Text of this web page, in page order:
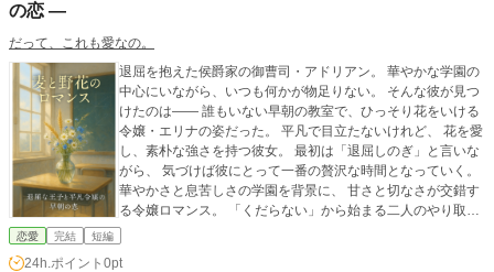
の恋 ―
だって、これも愛なの。
退屈を抱えた侯爵家の御曹司・アドリアン。 華やかな学園の
中心にいながら、いつも何かが物足りない。 そんな彼が見つ
けたのは―― 誰もいない早朝の教室で、ひっそり花をいける
令嬢・エリナの姿だった。 平凡で目立たないけれど、 花を愛
し、素朴な強さを持つ彼女。 最初は「退屈しのぎ」と言いな
がら、 気づけば彼にとって一番の贅沢な時間となっていく。
華やかさと息苦しさの学園を背景に、 甘さと切なさが交錯す
る令嬢ロマンス。 「くだらない」から始まる二人のやり取り
が、 やがて「大切」に変わっていく物語です。
恋愛 完結 短編
24h.ポイント 0pt